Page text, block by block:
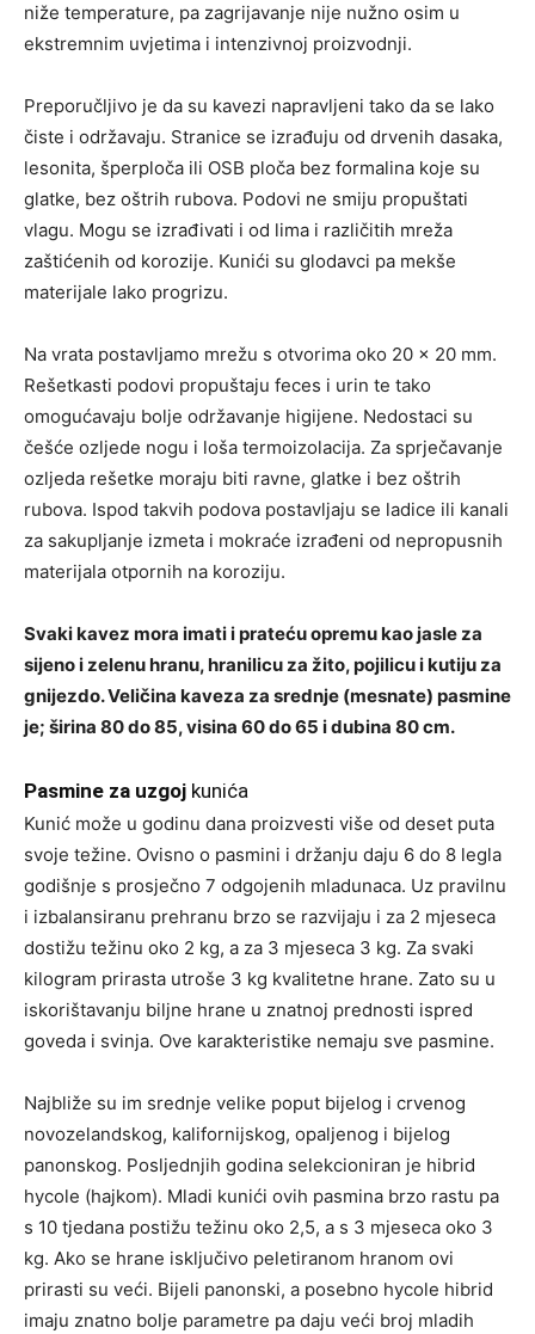
niže temperature, pa zagrijavanje nije nužno osim u
ekstremnim uvjetima i intenzivnoj proizvodnji.
Preporučljivo je da su kavezi napravljeni tako da se lako
čiste i održavaju. Stranice se izrađuju od drvenih dasaka,
lesonita, šperploča ili OSB ploča bez formalina koje su
glatke, bez oštrih rubova. Podovi ne smiju propuštati
vlagu. Mogu se izrađivati i od lima i različitih mreža
zaštićenih od korozije. Kunići su glodavci pa mekše
materijale lako progrizu.
Na vrata postavljamo mrežu s otvorima oko 20 x 20 mm.
Rešetkasti podovi propuštaju feces i urin te tako
omogućavaju bolje održavanje higijene. Nedostaci su
češće ozljede nogu i loša termoizolacija. Za sprječavanje
ozljeda rešetke moraju biti ravne, glatke i bez oštrih
rubova. Ispod takvih podova postavljaju se ladice ili kanali
za sakupljanje izmeta i mokraće izrađeni od nepropusnih
materijala otpornih na koroziju.
Svaki kavez mora imati i prateću opremu kao jasle za
sijeno i zelenu hranu, hranilicu za žito, pojilicu i kutiju za
gnijezdo. Veličina kaveza za srednje (mesnate) pasmine
je; širina 80 do 85, visina 60 do 65 i dubina 80 cm.
Pasmine za uzgoj kunića
Kunić može u godinu dana proizvesti više od deset puta
svoje težine. Ovisno o pasmini i držanju daju 6 do 8 legla
godišnje s prosječno 7 odgojenih mladunaca. Uz pravilnu
i izbalansiranu prehranu brzo se razvijaju i za 2 mjeseca
dostižu težinu oko 2 kg, a za 3 mjeseca 3 kg. Za svaki
kilogram prirasta utroše 3 kg kvalitetne hrane. Zato su u
iskorištavanju biljne hrane u znatnoj prednosti ispred
goveda i svinja. Ove karakteristike nemaju sve pasmine.
Najbliže su im srednje velike poput bijelog i crvenog
novozelandskog, kalifornijskog, opaljenog i bijelog
panonskog. Posljednjih godina selekcioniran je hibrid
hycole (hajkom). Mladi kunići ovih pasmina brzo rastu pa
s 10 tjedana postižu težinu oko 2,5, a s 3 mjeseca oko 3
kg. Ako se hrane isključivo peletiranom hranom ovi
prirasti su veći. Bijeli panonski, a posebno hycole hibrid
imaju znatno bolje parametre pa daju veći broj mladih